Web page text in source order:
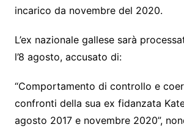
incarico da novembre del 2020.
L’ex nazionale gallese sarà
l’8 agosto, accusato di:
“Comportamento di controllo e
confronti della sua ex fidanzata
agosto 2017 e novembre 2020”,